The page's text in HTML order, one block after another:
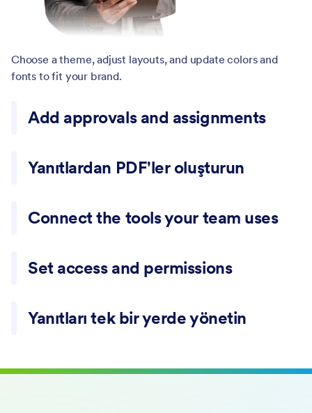
Choose a theme, adjust layouts, and update colors and
fonts to fit your brand.
Add approvals and assignments
approvals before moving forward.
Yanıtlardan PDF'ler oluşturun
records.
Connect the tools your team uses
many other apps.
Set access and permissions
export data.
Yanıtları tek bir yerde yönetin